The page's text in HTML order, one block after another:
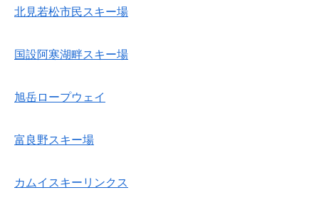
北見若松市民スキー場
国設阿寒湖畔スキー場
旭岳ロープウェイ
富良野スキー場
カムイスキーリンクス